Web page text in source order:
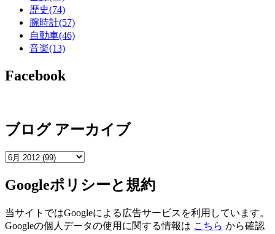
歴史(74)
腕時計(57)
自動車(46)
音楽(13)
Facebook
ブログ アーカイブ
Googleポリシーと規約
当サイトではGoogleによる広告サービスを利用しています。
Googleの個人データの使用に関する情報は こちら から確認